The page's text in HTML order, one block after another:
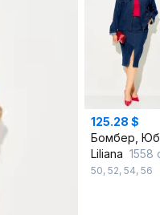
125.28 $
Бомбер,
Liliana 1558
50, 52, 54, 56